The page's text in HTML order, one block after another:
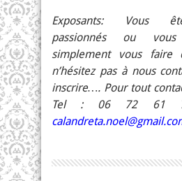
Exposants: Vous
passionnés ou
simplement vous faire
n’hésitez pas à nous
inscrire…. Pour tout
Tel : 06 72 61